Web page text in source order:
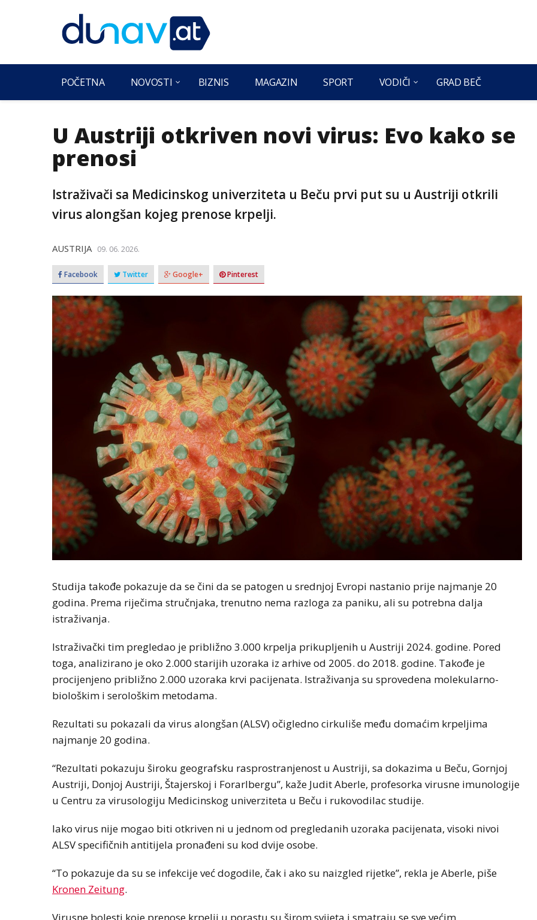
POČETNA NOVOSTI BIZNIS MAGAZIN SPORT VODIČI GRAD BEČ
U Austriji otkriven novi virus: Evo kako se
prenosi
Istraživači sa Medicinskog univerziteta u Beču prvi put su u Austriji otkrili
virus alongšan kojeg prenose krpelji.
AUSTRIJA 09. 06. 2026.
Facebook Twitter Google+ Pinterest
Studija takođe pokazuje da se čini da se patogen u srednjoj Evropi nastanio prije najmanje 20
godina. Prema riječima stručnjaka, trenutno nema razloga za paniku, ali su potrebna dalja
istraživanja.
Istraživački tim pregledao je približno 3.000 krpelja prikupljenih u Austriji 2024. godine. Pored
toga, analizirano je oko 2.000 starijih uzoraka iz arhive od 2005. do 2018. godine. Takođe je
procijenjeno približno 2.000 uzoraka krvi pacijenata. Istraživanja su sprovedena molekularno-
biološkim i serološkim metodama.
Rezultati su pokazali da virus alongšan (ALSV) očigledno cirkuliše među domaćim krpeljima
najmanje 20 godina.
“Rezultati pokazuju široku geografsku rasprostranjenost u Austriji, sa dokazima u Beču, Gornjoj
Austriji, Donjoj Austriji, Štajerskoj i Forarlbergu”, kaže Judit Aberle, profesorka virusne imunologije
u Centru za virusologiju Medicinskog univerziteta u Beču i rukovodilac studije.
Iako virus nije mogao biti otkriven ni u jednom od pregledanih uzoraka pacijenata, visoki nivoi
ALSV specifičnih antitijela pronađeni su kod dvije osobe.
“To pokazuje da su se infekcije već dogodile, čak i ako su naizgled rijetke”, rekla je Aberle, piše
Kronen Zeitung.